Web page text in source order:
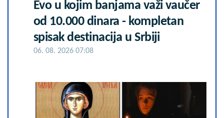
Evo u kojim banjama važi vaučer
od 10.000 dinara - kompletan
spisak destinacija u Srbiji
06. 08. 2026 07:08